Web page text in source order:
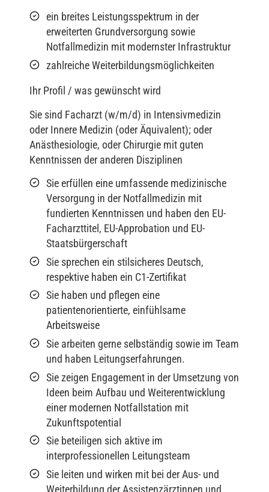
ein breites Leistungsspektrum in der
erweiterten Grundversorgung sowie
Notfallmedizin mit modernster Infrastruktur
zahlreiche Weiterbildungsmöglichkeiten
Ihr Profil / was gewünscht wird
Sie sind Facharzt (w/m/d) in Intensivmedizin
oder Innere Medizin (oder Äquivalent); oder
Anästhesiologie, oder Chirurgie mit guten
Kenntnissen der anderen Disziplinen
Sie erfüllen eine umfassende medizinische
Versorgung in der Notfallmedizin mit
fundierten Kenntnissen und haben den EU-
Facharzttitel, EU-Approbation und EU-
Staatsbürgerschaft
Sie sprechen ein stilsicheres Deutsch,
respektive haben ein C1-Zertifikat
Sie haben und pflegen eine
patientenorientierte, einfühlsame
Arbeitsweise
Sie arbeiten gerne selbständig sowie im Team
und haben Leitungserfahrungen.
Sie zeigen Engagement in der Umsetzung von
Ideen beim Aufbau und Weiterentwicklung
einer modernen Notfallstation mit
Zukunftspotential
Sie beteiligen sich aktive im
interprofessionellen Leitungsteam
Sie leiten und wirken mit bei der Aus- und
Weiterbildung der Assistenzärztinnen und